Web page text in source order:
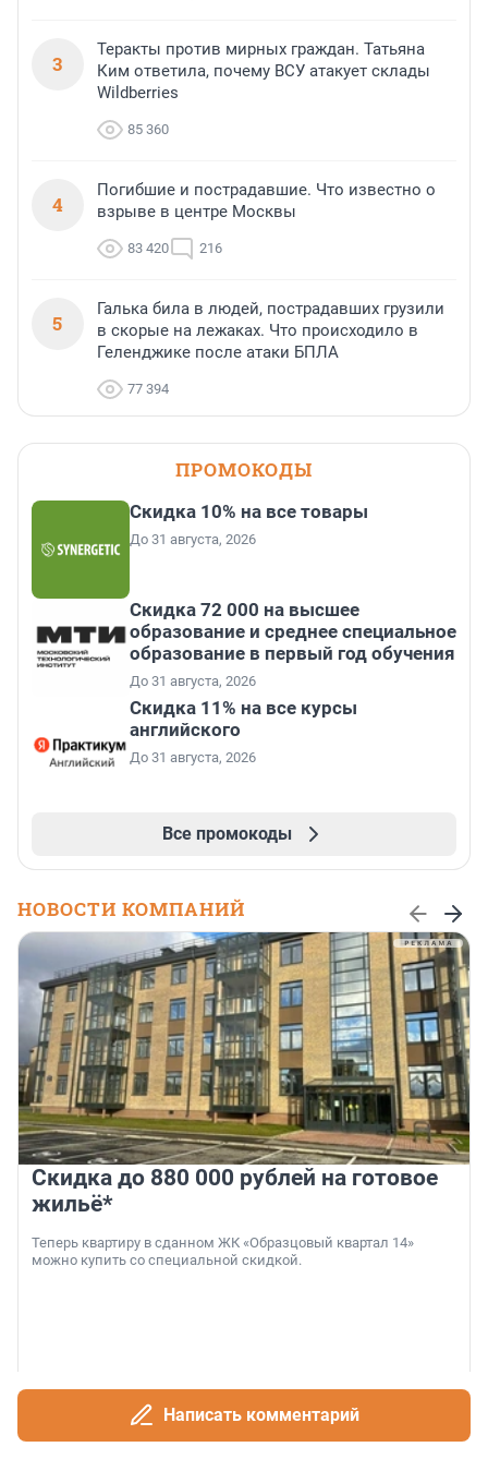
3
Теракты против мирных граждан. Татьяна
Ким ответила, почему ВСУ атакует склады
Wildberries
85 360
4
Погибшие и пострадавшие. Что известно о
взрыве в центре Москвы
83 420 216
5
Галька била в людей, пострадавших грузили
в скорые на лежаках. Что происходило в
Геленджике после атаки БПЛА
77 394
ПРОМОКОДЫ
Скидка 10% на все товары
До 31 августа, 2026
Скидка 72 000 на высшее
образование и среднее специальное
образование в первый год обучения
До 31 августа, 2026
Скидка 11% на все курсы
английского
До 31 августа, 2026
Все промокоды
НОВОСТИ КОМПАНИЙ
Скидка до 880 000 рублей на готовое
жильё*
Теперь квартиру в сданном ЖК «Образцовый квартал 14»
можно купить со специальной скидкой.
Написать комментарий